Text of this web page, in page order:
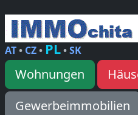
AT• CZ• PL•SK
Wohnungen
Gewerbeimmobilien